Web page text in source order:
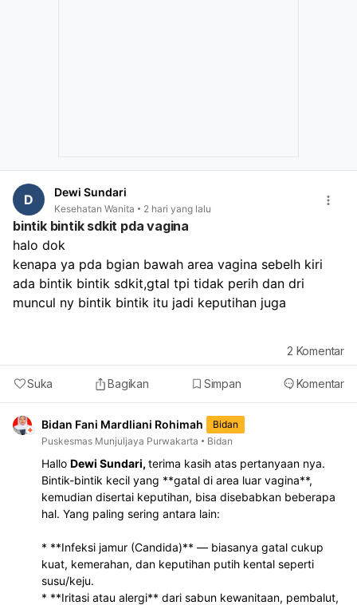
D Dewi Sundari
Kesehatan Wanita 2 hari yang lalu
bintik bintik sdkit pda vagina
halo dok
kenapa ya pda bgian bawah area vagina sebelh kiri
ada bintik bintik sdkit,gtal tpi tidak perih dan dri
muncul ny bintik bintik itu jadi keputihan juga
Suka Bagikan Simpan Komentar
2 Komentar
Bidan Fani Mardliani Rohimah
Bidan
Puskesmas Munjuljaya Purwakarta
Bidan
Hallo Dewi Sundari, terima kasih atas pertanyaan nya.
Bintik-bintik kecil yang **gatal di area luar vagina**,
kemudian disertai keputihan, bisa disebabkan beberapa
hal. Yang paling sering antara lain:
* **Infeksi jamur (Candida)** — biasanya gatal cukup
kuat, kemerahan, dan keputihan putih kental seperti
susu/keju.
* **Iritasi atau alergi** dari sabun kewanitaan, pembalut,